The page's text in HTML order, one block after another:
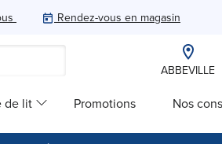
Rendez-vous en magasin
ABBEVILLE
de lit Promotions Nos